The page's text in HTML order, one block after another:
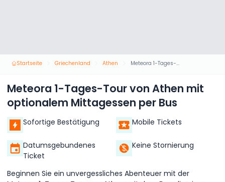
Startseite Griechenland Athen Meteora 1-Tages-Tour von Athen mit optionalem Mittagessen per Bus
Meteora 1-Tages-Tour von Athen mit
optionalem Mittagessen per Bus
Sofortige Bestätigung Mobile Tickets
Datumsgebundenes
Ticket
Keine Stornierung
Beginnen Sie ein unvergessliches Abenteuer mit der